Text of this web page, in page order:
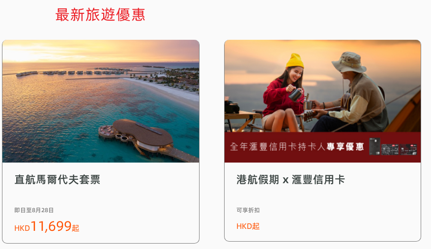
最新旅遊優惠
直航馬爾代夫套票
即日至8月28日
HKD11,699起
港航假期 x 滙豐信用卡
可享折扣
HKD起